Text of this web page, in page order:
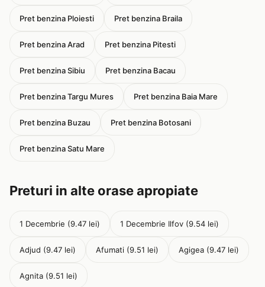
Pret benzina Ploiesti Pret benzina Braila
Pret benzina Arad Pret benzina Pitesti
Pret benzina Sibiu Pret benzina Bacau
Pret benzina Targu Mures Pret benzina Baia Mare
Pret benzina Buzau Pret benzina Botosani
Pret benzina Satu Mare
Preturi in alte orase apropiate
1 Decembrie (9.47 lei) 1 Decembrie Ilfov (9.54 lei)
Adjud (9.47 lei) Afumati (9.51 lei) Agigea (9.47 lei)
Agnita (9.51 lei)